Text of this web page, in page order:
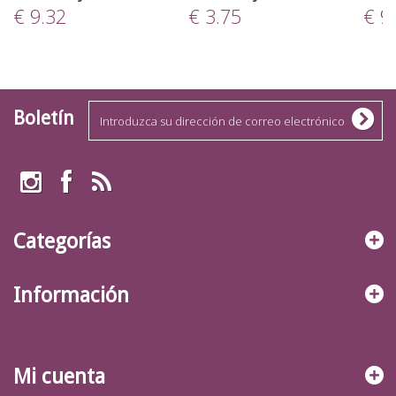
€ 9.32 € 3.75 €
Boletín
Categorías
Información
Mi cuenta